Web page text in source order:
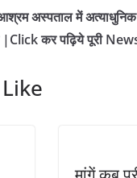
अस्पताल में अत्याधुनिक
|Click कर पढ़िये पूरी